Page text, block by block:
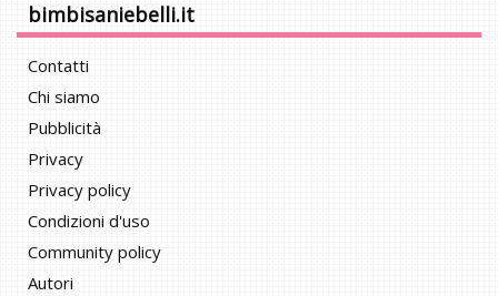
bimbisaniebelli.it
Contatti
Chi siamo
Pubblicità
Privacy
Privacy policy
Condizioni d'uso
Community policy
Autori